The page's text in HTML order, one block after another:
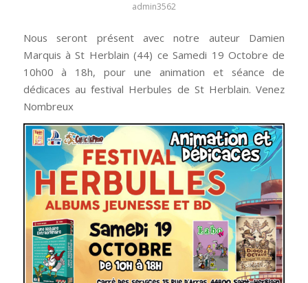
admin3562
Nous seront présent avec notre auteur Damien
Marquis à St Herblain (44) ce Samedi 19 Octobre de
10h00 à 18h, pour une animation et séance de
dédicaces au festival Herbules de St Herblain. Venez
Nombreux